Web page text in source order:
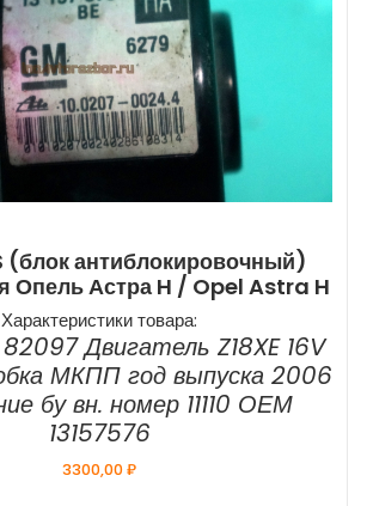
(блок антиблокировочный)
Опель Астра H / Opel Astra H
Характеристики товара:
Двигатель Z18XE 16V
МКПП год выпуска 2006
бу вн. номер 11110 ОЕМ
13157576
3300,00₽